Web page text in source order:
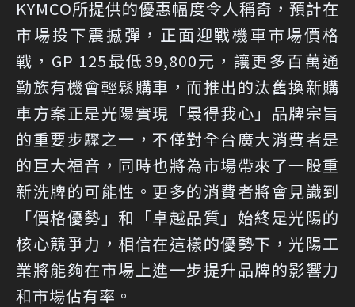
KYMCO所提供的優惠幅度令人稱奇，預計在
市場投下震撼彈，正面迎戰機車市場價格
戰，GP 125最低39,800元，讓更多百萬通
勤族有機會輕鬆購車，而推出的汰舊換新購
車方案正是光陽實現「最得我心」品牌宗旨
的重要步驟之一，不僅對全台廣大消費者是
的巨大福音，同時也將為市場帶來了一股重
新洗牌的可能性。更多的消費者將會見識到
「價格優勢」和「卓越品質」始終是光陽的
核心競爭力，相信在這樣的優勢下，光陽工
業將能夠在市場上進一步提升品牌的影響力
和市場佔有率。